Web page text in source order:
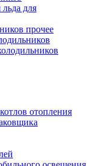
для
прочее
отопления